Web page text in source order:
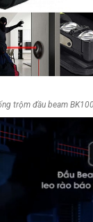
trộm đầu beam